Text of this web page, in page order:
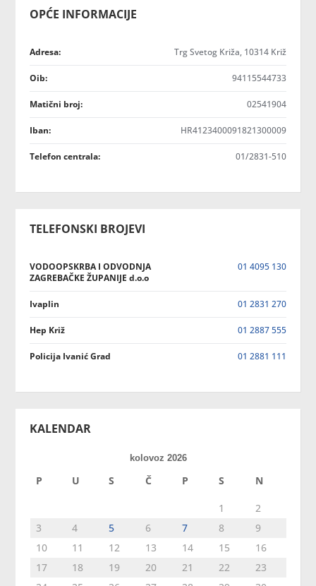
OPĆE INFORMACIJE
Adresa: Trg Svetog Križa, 10314 Križ
Oib: 94115544733
Matični broj: 02541904
Iban: HR4123400091821300009
Telefon centrala: 01/2831-510
TELEFONSKI BROJEVI
VODOOPSKRBA I ODVODNJA
ZAGREBAČKE ŽUPANIJE d.o.o
01 4095 130
Ivaplin 01 2831 270
Hep Križ 01 2887 555
Policija Ivanić Grad 01 2881 111
KALENDAR
kolovoz 2026
P U S Č P S N
1
2
3
4 5 6 7 8
9
10
11 12 13 14 15
16
17
18 19 20 21 22
23